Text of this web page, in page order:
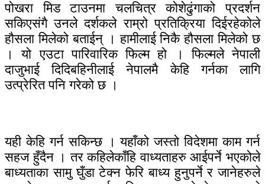
पोखरा मिड टाउनमा चलचित्र कोशेढुंगाको प्रदर्शन
सकिएसंगै उनले दर्शकले राम्रो प्रतिक्रिया दिईरहेकोले
हाैसला मिलेको बताईन् । हामीलाई निकै हौसला मिलेको छ
। यो एउटा पारिवारिक फिल्म हो । फिल्मले नेपाली
दाजुभाई दिदिबहिनीलाई नेपालमै केहि गर्नका लागि
उत्प्रेरित पनि गरेको छ ।
यही केहि गर्न सकिन्छ । यहाँको जस्तो विदेशमा काम गर्न
सहज हुँदैन । तर कहिलेकाँहि वाध्यताहरु आईपर्ने भएकोले
बाध्यताका सामु घुँडा टेक्न फेरि बाध्य हुनुपर्ने र जानेहरुले